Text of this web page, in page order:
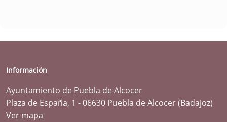
Información
Ayuntamiento de Puebla de Alcocer
Plaza de España, 1 - 06630 Puebla de Alcocer (Badajoz)
Ver mapa